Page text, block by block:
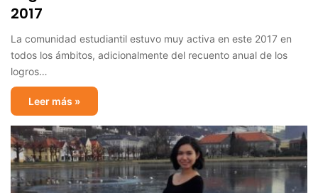
2017
La comunidad estudiantil estuvo muy activa en este 2017 en
todos los ámbitos, adicionalmente del recuento anual de los
logros…
Leer más »